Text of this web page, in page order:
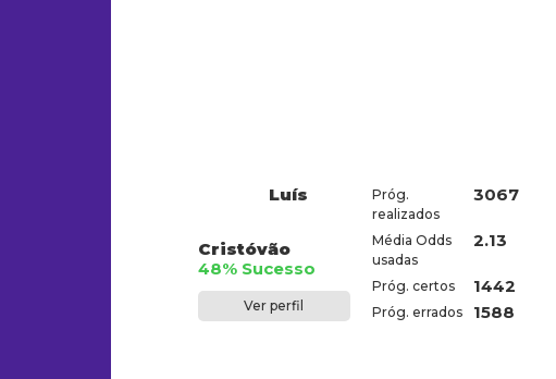
Luís
Cristóvão
48% Sucesso
Ver perfil
Próg.
realizados
3067
Média Odds
usadas
2.13
Próg. certos 1442
Próg. errados 1588